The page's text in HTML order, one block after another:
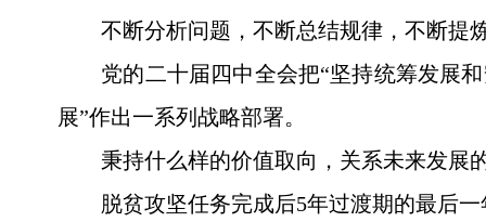
不断分析问题，不断总结规律，不断提
党的二十届四中全会把“坚持统筹发展
展”作出一系列战略部署。
秉持什么样的价值取向，关系未来发展
脱贫攻坚任务完成后5年过渡期的最后